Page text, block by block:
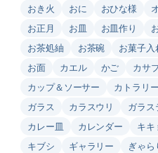
おき火
おに おひな様
お正月
お皿 お皿作り
お茶処紬
お茶碗 お菓子入
お面
カエル かご カサ
カップ＆ソーサー
カトラリ
ガラス
カラスウリ ガラ
カレー皿
カレンダー キキ
キブシ
ギャラリー ぎゃら